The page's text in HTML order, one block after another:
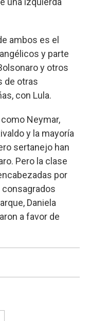
ambos es el
y parte
y otros
de otras
con Lula.
Neymar,
y la mayoría
sertanejo han
Pero la clase
por
Daniela
a favor de